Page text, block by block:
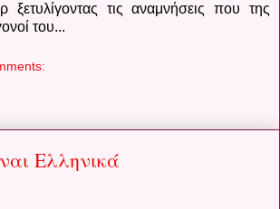
ξετυλίγοντας τις αναμνήσεις που της
του...
Ελληνικά